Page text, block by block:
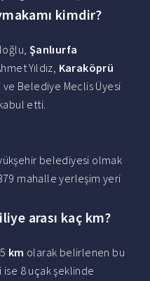
kimdir?
Şanlıurfa
Yıldız, Karaköprü
Belediye Meclis Üyesi
etti.
belediyesi olmak
mahalle yerleşim yeri
arası kaç km?
km olarak belirlenen bu
8 uçak şeklinde